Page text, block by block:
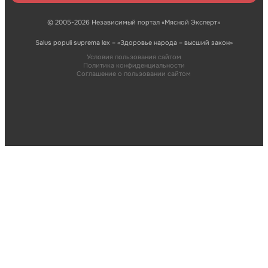
© 2005-2026 Независимый портал «Мясной Эксперт»
Salus populi suprema lex – «Здоровье народа – высший закон»
Условия пользования сайтом
Политика конфиденциальности
Соглашение о пользовании сайтом